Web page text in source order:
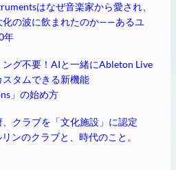
はなぜ音楽家から愛され、
化の波に飲まれたのか——あるユ
年
ング不要！AIと一緒にAbleton Live
スタムできる新機能
」の始め方
、クラブを「文化施設」に認定
ンのクラブと、時代のこと。